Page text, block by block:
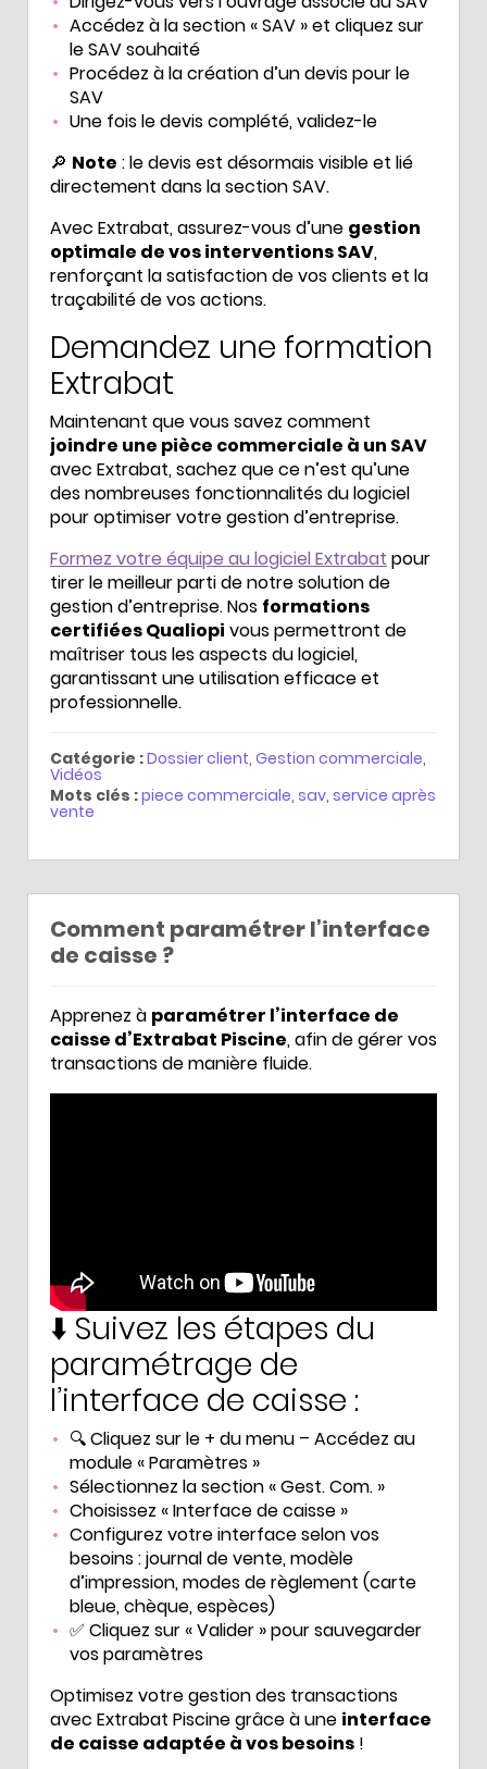
Accédez à la section « SAV » et cliquez sur
le SAV souhaité
Procédez à la création d’un devis pour le
SAV
Une fois le devis complété, validez-le
🔎 Note : le devis est désormais visible et lié
directement dans la section SAV.
Avec Extrabat, assurez-vous d’une gestion
optimale de vos interventions SAV,
renforçant la satisfaction de vos clients et la
traçabilité de vos actions.
Demandez une formation
Extrabat
Maintenant que vous savez comment
joindre une pièce commerciale à un SAV
avec Extrabat, sachez que ce n’est qu’une
des nombreuses fonctionnalités du logiciel
pour optimiser votre gestion d’entreprise.
Formez votre équipe au logiciel Extrabat pour
tirer le meilleur parti de notre solution de
gestion d’entreprise. Nos formations
certifiées Qualiopi vous permettront de
maîtriser tous les aspects du logiciel,
garantissant une utilisation efficace et
professionnelle.
Catégorie :Dossier client, Gestion commerciale,
Vidéos
Mots clés :piece commerciale, sav, service après
vente
Comment paramétrer l’interface
de caisse ?
Apprenez à paramétrer l’interface de
caisse d’Extrabat Piscine, afin de gérer vos
transactions de manière fluide.
⬇️ Suivez les étapes du
paramétrage de
l’interface de caisse :
🔍 Cliquez sur le + du menu – Accédez au
module « Paramètres »
Sélectionnez la section « Gest. Com. »
Choisissez « Interface de caisse »
Configurez votre interface selon vos
besoins : journal de vente, modèle
d’impression, modes de règlement (carte
bleue, chèque, espèces)
✅ Cliquez sur « Valider » pour sauvegarder
vos paramètres
Optimisez votre gestion des transactions
avec Extrabat Piscine grâce à une interface
de caisse adaptée à vos besoins !